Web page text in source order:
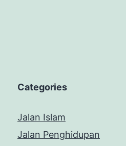
Categories
Jalan Islam
Jalan Penghidupan